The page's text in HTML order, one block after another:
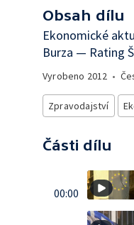
Obsah dílu
Ekonomické
Burza — Rating
Vyrobeno 2012 •
Zpravodajství
Části dílu
00:00